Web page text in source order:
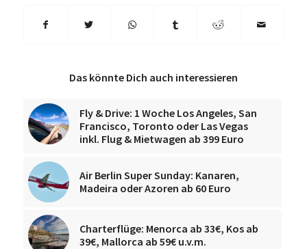
Das könnte Dich auch interessieren
Fly & Drive: 1 Woche Los Angeles, San
Francisco, Toronto oder Las Vegas
inkl. Flug & Mietwagen ab 399 Euro
Air Berlin Super Sunday: Kanaren,
Madeira oder Azoren ab 60 Euro
Charterflüge: Menorca ab 33€, Kos ab
39€, Mallorca ab 59€ u.v.m.